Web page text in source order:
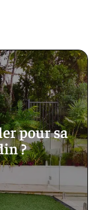
pour sa
?